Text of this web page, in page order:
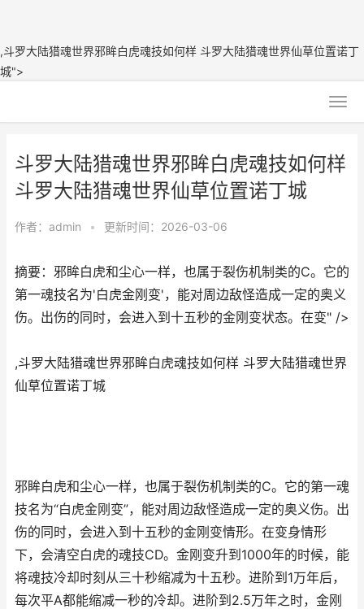
,斗罗大陆猎魂世界邪眸白虎魂技如何样 斗罗大陆猎魂世界仙草位置诺丁
城">
斗罗大陆猎魂世界邪眸白虎魂技如何样
斗罗大陆猎魂世界仙草位置诺丁城
作者： admin • 更新时间：2026-03-06
摘要：邪眸白虎和尘心一样，也属于裂伤机制类的C。它的
第一魂技名为'白虎金刚变'，能对周边敌怪造成一定的奥义
伤。出伤的同时，会进入到十五秒的金刚变状态。在变" />
,斗罗大陆猎魂世界邪眸白虎魂技如何样 斗罗大陆猎魂世界
仙草位置诺丁城
邪眸白虎和尘心一样，也属于裂伤机制类的C。它的第一魂
技名为“白虎金刚变”，能对周边敌怪造成一定的奥义伤。出
伤的同时，会进入到十五秒的金刚变情形。在变身情形
下，会清空白虎的魂技CD。金刚变升到1000年的时候，能
将魂技冷却时刻从三十秒缩减为十五秒。进阶到1万年后，
每次平A都能缩减一秒的冷却。进阶到2.5万年之时，金刚